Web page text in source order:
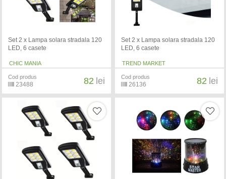
Set 2 x Lampa solara stradala 120
LED, 6 casete
CHIC MANIA
Cod produs
23488 82 lei
Set 2 x Lampa solara stradala 120
LED, 6 casete
TREND MARKET
Cod produs
26136 82 lei